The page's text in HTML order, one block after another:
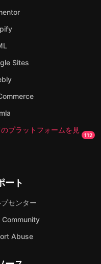
Sites
プラットフォームを見
112
ート
センター
Community
Abuse